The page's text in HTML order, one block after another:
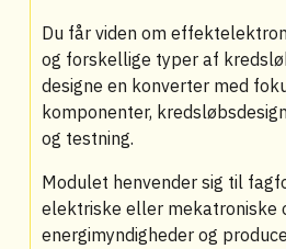
Du får viden om
og forskellige typer af
designe en konverter med
komponenter,
og testning.
Modulet henvender sig til
elektriske eller mekatroniske
energimyndigheder og